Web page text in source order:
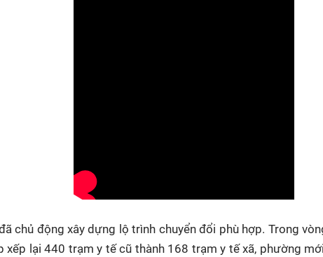
chủ động xây dựng lộ trình chuyển đổi phù hợp. Trong
xếp lại 440 trạm y tế cũ thành 168 trạm y tế xã, phường